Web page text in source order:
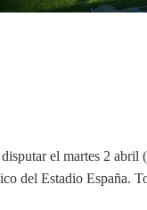
el martes 2 abril
del Estadio España.